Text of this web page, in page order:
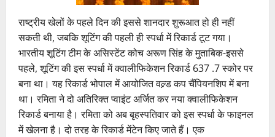
राष्ट्रीय खेलों के पहले दिन की इससे शानदार शुरूआत हो ही नहीं
सकती थी, जबकि शूटिंग की पहली ही स्पर्धा में रिकार्ड टूट गया।
भारतीय शूटिंग टीम के असिस्टेंट कोच अरूण सिंह के मुताबिक-इससे
पहले, शूटिंग की इस स्पर्धा में क्वालीफिकेशन रिकार्ड 637 .7 स्कोर पर
बना था। यह रिकार्ड भोपाल में आयोजित वल्र्ड कप चैंपियनशिप में बना
था। रमिता ने दो अतिरिक्त प्वाइंट अर्जित कर नया क्वालीफिकेशन
रिकार्ड बनाया है। रमिता को अब बृहस्पतिवार को इस स्पर्धा के फाइनल
में खेलना है। दो तरह के रिकार्ड मेंटेन किए जाते हैं। एक